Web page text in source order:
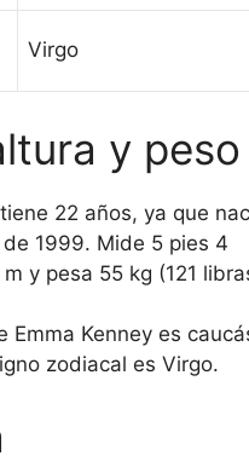
Virgo
y peso
22 años, ya que
1999. Mide 5 pies 4
y pesa 55 kg (121
Emma Kenney es
zodiacal es Virgo.